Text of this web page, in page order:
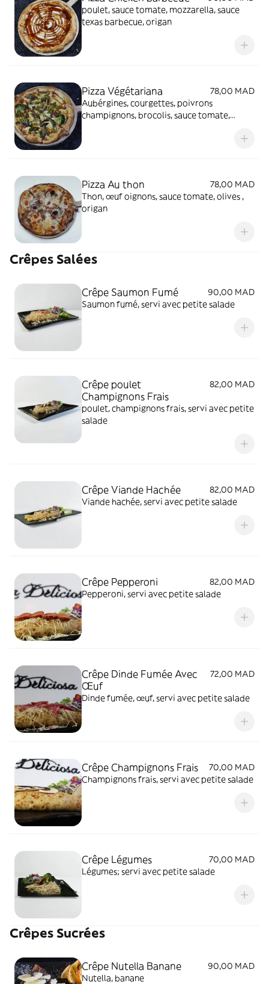
poulet, sauce tomate, mozzarella, sauce
texas barbecue, origan
Pizza Végétariana
78,00 MAD
Aubérgines, courgettes, poivrons
champignons, brocolis, sauce tomate,
Pizza Au thon
78,00 MAD
Thon, œuf oignons, sauce tomate, olives ,
origan
Crêpes Salées
Crêpe Saumon Fumé
90,00 MAD
Saumon fumé, servi avec petite salade
Crêpe poulet
Champignons Frais
82,00 MAD
poulet, champignons frais, servi avec petite
salade
Crêpe Viande Hachée
82,00 MAD
Viande hachée, servi avec petite salade
Crêpe Pepperoni
82,00 MAD
Pepperoni, servi avec petite salade
Crêpe Dinde Fumée Avec
Œuf
72,00 MAD
Dinde fumée, œuf, servi avec petite salade
Crêpe Champignons Frais
70,00 MAD
Champignons frais, servi avec petite salade
Crêpe Légumes
70,00 MAD
Légumes; servi avec petite salade
Crêpes Sucrées
Crêpe Nutella Banane
90,00 MAD
Nutella, banane